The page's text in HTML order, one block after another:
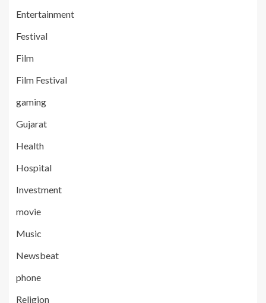
Entertainment
Festival
Film
Film Festival
gaming
Gujarat
Health
Hospital
Investment
movie
Music
Newsbeat
phone
Religion